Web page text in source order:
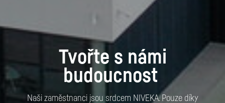
Tvořte s námi
budoucnost
Naši zaměstnanci jsou srdcem NIVEKA. Pouze díky